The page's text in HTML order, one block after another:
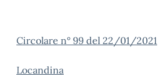
Circolare n° 99 del 22/01/2021
Locandina